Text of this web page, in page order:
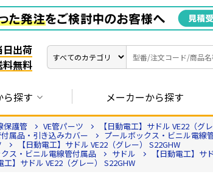
日出荷
料無料
ら探す メーカーから探す
保護管 VE管パーツ 【日動電工】サドル VE22（グ
属品・引き込みカバー プールボックス・ビニル電線
【日動電工】サドル VE22（グレー） S22GHW
ス・ビニル電線管付属品 サドル 【日動電工】サ
工】サドル VE22（グレー） S22GHW